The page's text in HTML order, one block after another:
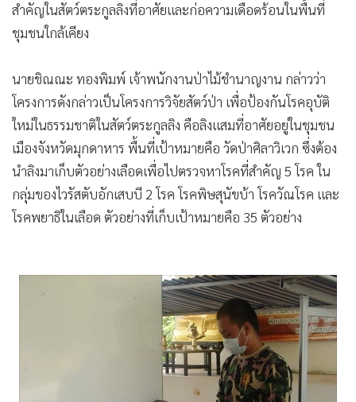
• SMEs
• หุ้น
• กองทุนรวม
• Celeb Online
• Factcheck
ญี่ปุ่น
News1
• Gotomanager
สำคัญในสัตว์ตระกูลลิงที่อาศัยและก่อความเดือดร้อนในพื้นที่
ชุมชนใกล้เคียง
นายชิณณะ ทองพิมพ์ เจ้าพนักงานป่าไม้ชำนาญงาน กล่าวว่า
โครงการดังกล่าวเป็นโครงการวิจัยสัตว์ป่า เพื่อป้องกันโรคอุบัติ
ใหม่ในธรรมชาติในสัตว์ตระกูลลิง คือลิงแสมที่อาศัยอยู่ในชุมชน
เมืองจังหวัดมุกดาหาร พื้นที่เป้าหมายคือ วัดป่าศิลาวิเวก ซึ่งต้อง
นำลิงมาเก็บตัวอย่างเลือดเพื่อไปตรวจหาโรคที่สำคัญ 5 โรค ใน
กลุ่มของไวรัสตับอักเสบบี 2 โรค โรคพิษสุนัขบ้า โรควัณโรค และ
โรคพยาธิในเลือด ตัวอย่างที่เก็บเป้าหมายคือ 35 ตัวอย่าง